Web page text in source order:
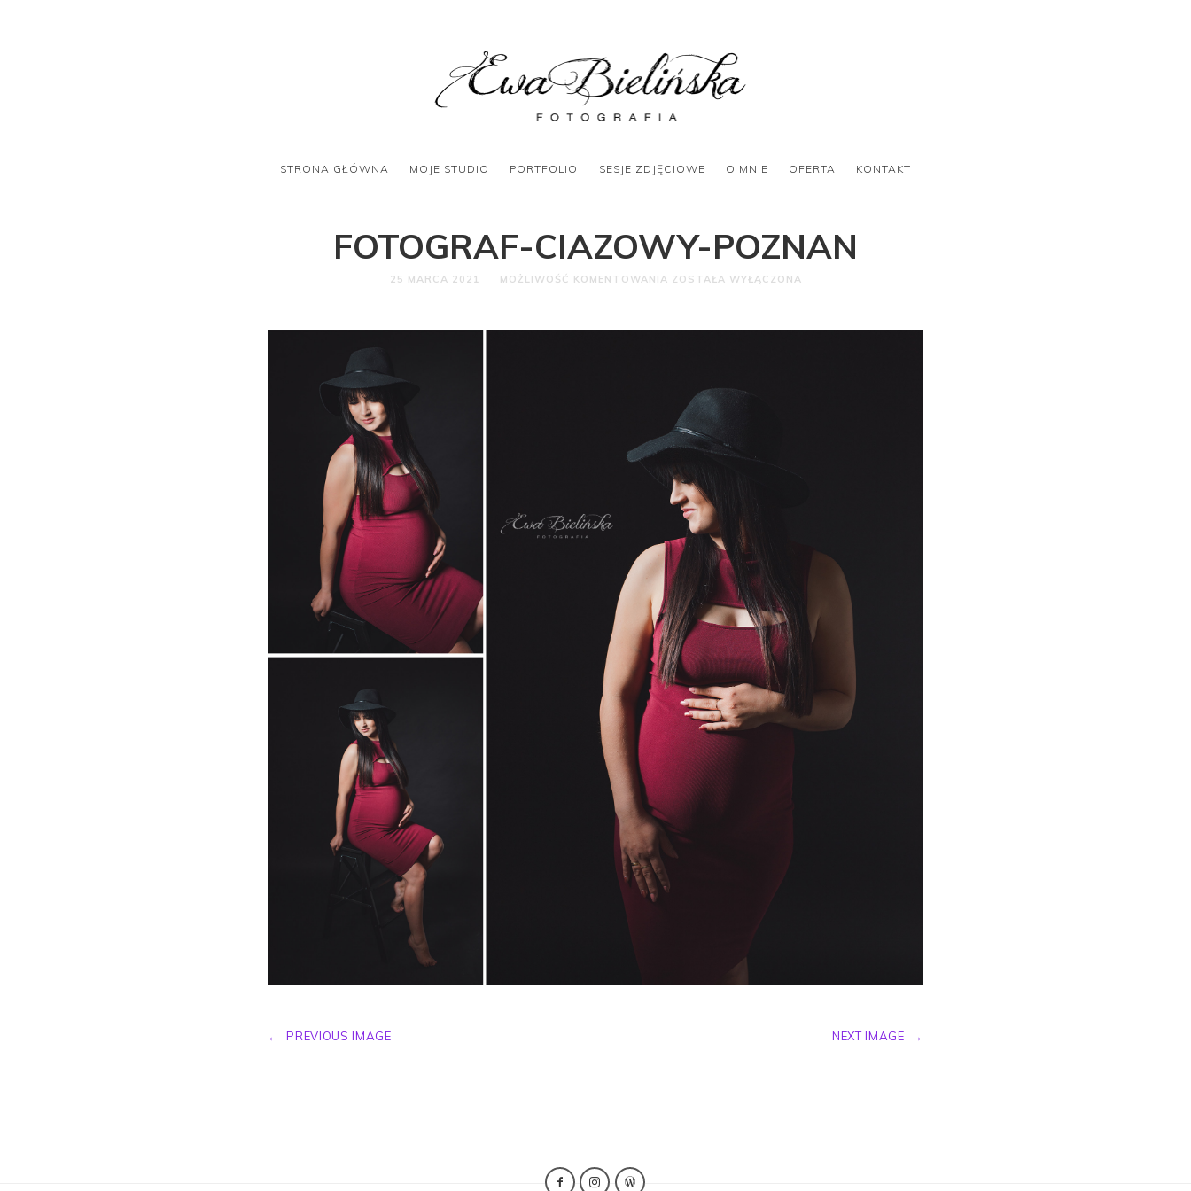
STRONA GŁÓWNA MOJE STUDIO PORTFOLIO SESJE ZDJĘCIOWE O MNIE OFERTA KONTAKT
FOTOGRAF-CIAZOWY-POZNAN
25 MARCA 2021 MOŻLIWOŚĆ KOMENTOWANIA ZOSTAŁA WYŁĄCZONA
← PREVIOUS IMAGE NEXT IMAGE →